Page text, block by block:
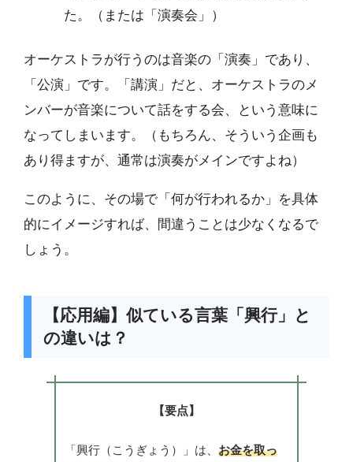
た。（または「演奏会」）
オーケストラが行うのは音楽の「演奏」であり、
「公演」です。「講演」だと、オーケストラのメ
ンバーが音楽について話をする会、という意味に
なってしまいます。（もちろん、そういう企画も
あり得ますが、通常は演奏がメインですよね）
このように、その場で「何が行われるか」を具体
的にイメージすれば、間違うことは少なくなるで
しょう。
【応用編】似ている言葉「興行」と
の違いは？
【要点】
「興行（こうぎょう）」は、 お金を取っ